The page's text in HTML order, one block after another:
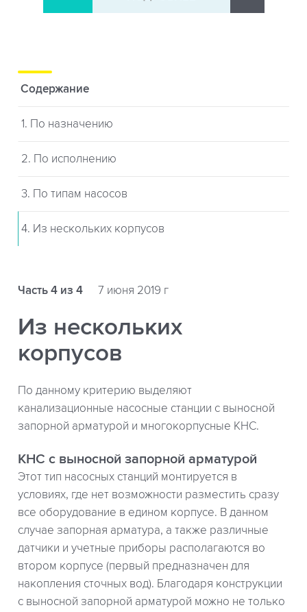
Содержание
1. По назначению
2. По исполнению
3. По типам насосов
4. Из нескольких корпусов
Часть 4 из 4 7 июня 2019 г
Из нескольких
корпусов
По данному критерию выделяют
канализационные насосные станции с выносной
запорной арматурой и многокорпусные КНС.
КНС с выносной запорной арматурой
Этот тип насосных станций монтируется в
условиях, где нет возможности разместить сразу
все оборудование в едином корпусе. В данном
случае запорная арматура, а также различные
датчики и учетные приборы располагаются во
втором корпусе (первый предназначен для
накопления сточных вод). Благодаря конструкции
с выносной запорной арматурой можно не только